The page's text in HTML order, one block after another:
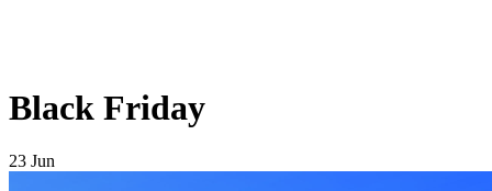
Black Friday
23 Jun